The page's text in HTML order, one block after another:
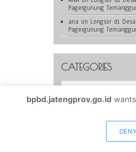
Pagergunung
ana on Longsor di Desa
Pagergunung
CATEGORIES
Categories
BPBD Provinsi Jawa Tengah is proudly powered
bpbd.jatengprov.go.id
DENY